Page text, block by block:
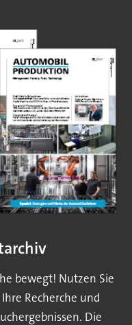
bewegt! Nutzen Sie
Recherche und
Die